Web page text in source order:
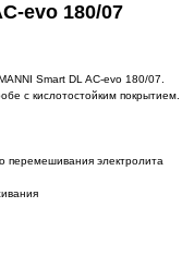
evo 180/07
Smart DL AC-evo 180/07.
с кислотостойким покрытием.
перемешивания электролита